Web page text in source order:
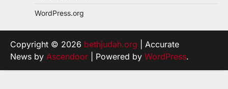
WordPress.org
Copyright © 2026 bethjudah.org | Accurate
News by Ascendoor | Powered by WordPress.